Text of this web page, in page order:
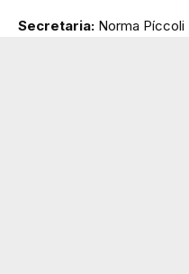
Secretaria: Norma Píccoli